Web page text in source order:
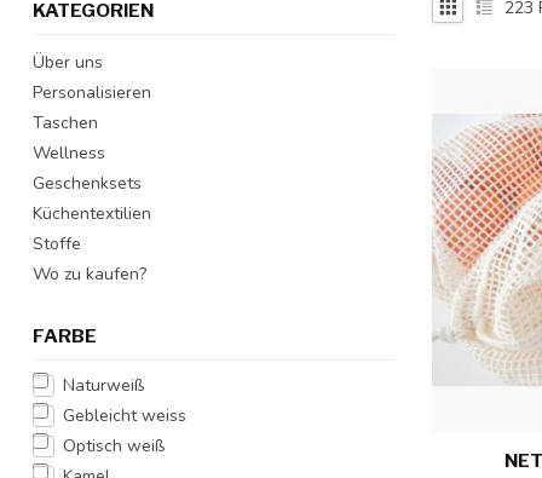
KATEGORIEN
Über uns
Personalisieren
Taschen
Wellness
Geschenksets
Küchentextilien
Stoffe
Wo zu kaufen?
FARBE
Naturweiß
Gebleicht weiss
Optisch weiß
223